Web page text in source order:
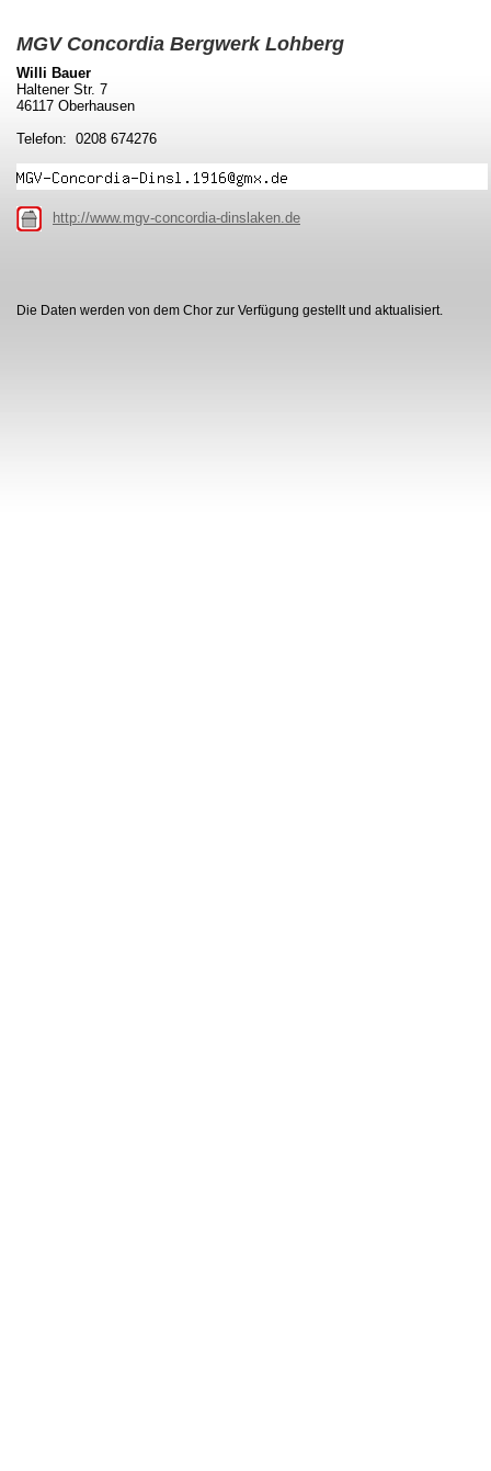
MGV Concordia Bergwerk Lohberg
Willi Bauer
Haltener Str. 7
46117 Oberhausen
Telefon: 0208 674276
http://www.mgv-concordia-dinslaken.de
Die Daten werden von dem Chor zur Verfügung gestellt und aktualisiert.